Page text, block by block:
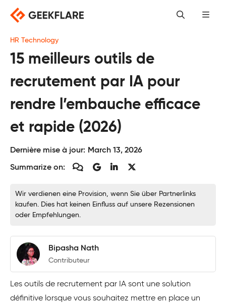
Skip
content
HR Technology
15 meilleurs outils de
recrutement par IA pour
rendre l’embauche efficace
et rapide (2026)
Dernière mise à jour: March 13, 2026
Summarize on:
Wir verdienen eine Provision, wenn Sie über Partnerlinks
kaufen. Dies hat keinen Einfluss auf unsere Rezensionen
oder Empfehlungen.
Bipasha Nath
Contributeur
Les outils de recrutement par IA sont une solution
définitive lorsque vous souhaitez mettre en place un